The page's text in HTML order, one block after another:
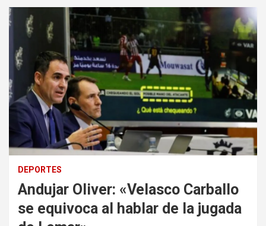
DEPORTES
Andujar Oliver: «Velasco Carballo
se equivoca al hablar de la jugada